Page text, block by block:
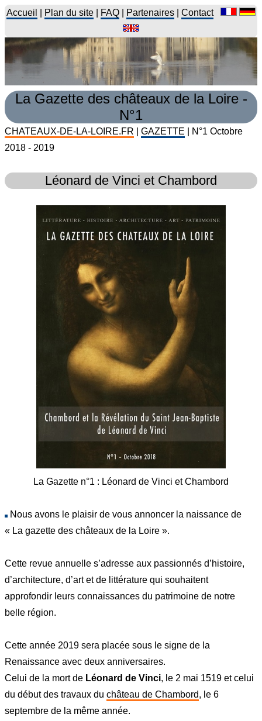
Accueil Plan du site FAQ Partenaires Contact
La Gazette des châteaux de la Loire -
N°1
CHATEAUX-DE-LA-LOIRE.FR GAZETTE | N°1 Octobre
2018 - 2019
Léonard de Vinci et Chambord
La Gazette n°1 : Léonard de Vinci et Chambord
Nous avons le plaisir de vous annoncer la naissance de
« La gazette des châteaux de la Loire ».
Cette revue annuelle s’adresse aux passionnés d’histoire,
d’architecture, d’art et de littérature qui souhaitent
approfondir leurs connaissances du patrimoine de notre
belle région.
Cette année 2019 sera placée sous le signe de la
Renaissance avec deux anniversaires.
Celui de la mort de Léonard de Vinci, le 2 mai 1519 et celui
du début des travaux du château de Chambord, le 6
septembre de la même année.